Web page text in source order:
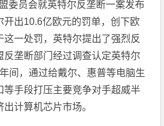
委员会就英特尔反垄断一案发布
开出10.6亿欧元的罚单，创下欧
这一处罚，英特尔提出了强烈反
反垄断部门经过调查认定英特尔
间，通过给戴尔、惠普等电脑生
等手段打压主要竞争对手超威半
计算机芯片市场。